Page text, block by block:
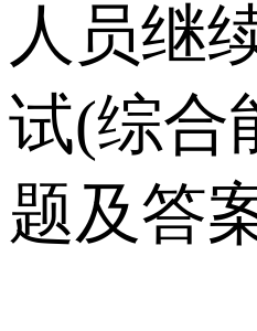
人员继
试(综合
题及答